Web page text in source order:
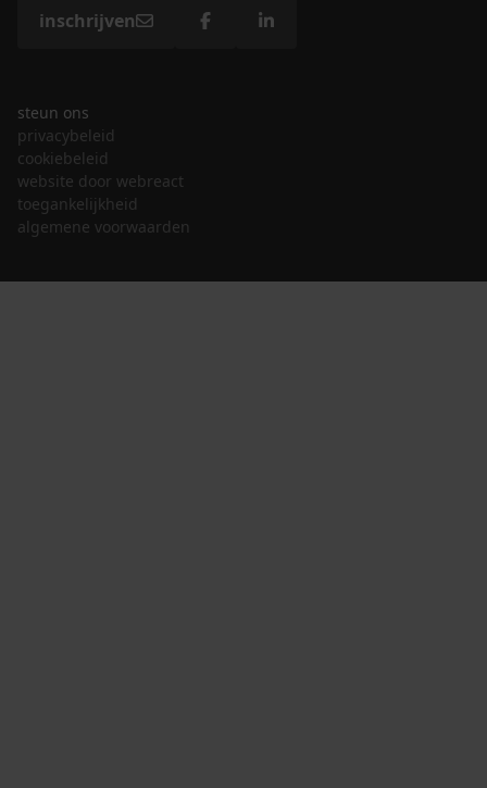
inschrijven
steun ons
privacybeleid
cookiebeleid
website door webreact
toegankelijkheid
algemene voorwaarden